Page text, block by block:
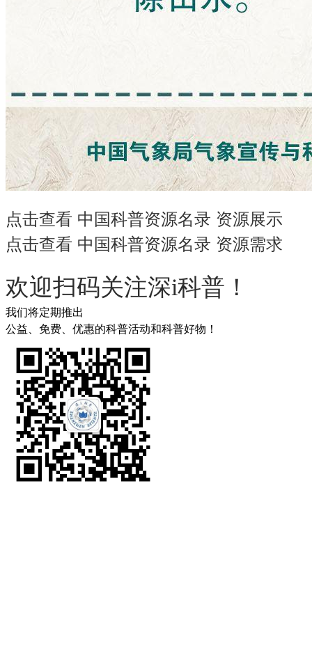
点击查看 中国科普资源名录 资源展示
点击查看 中国科普资源名录 资源需求
欢迎扫码关注深i科普！
我们将定期推出
公益、免费、优惠的科普活动和科普好物！